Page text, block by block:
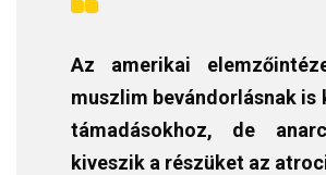
Az amerikai
muszlim bevándorlásnak is
támadásokhoz, de
kiveszik a részüket az